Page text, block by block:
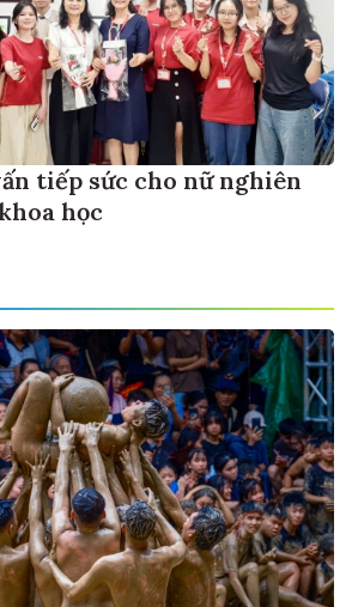
tiếp sức cho nữ nghiên
học